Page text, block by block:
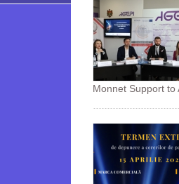
Monnet Support to